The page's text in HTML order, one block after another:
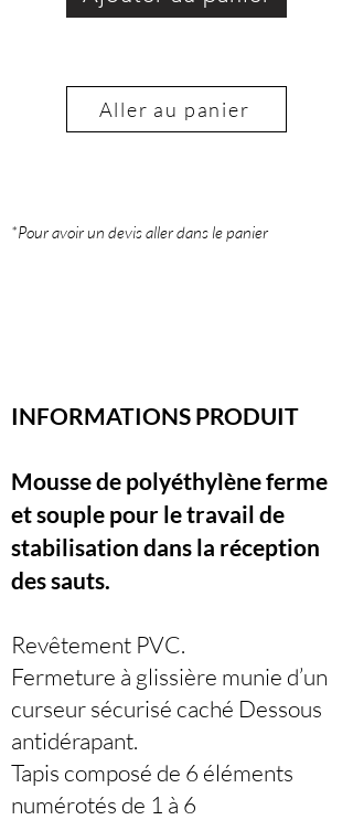
Aller au panier
*Pour avoir un devis aller dans le panier
INFORMATIONS PRODUIT
Mousse de polyéthylène ferme
et souple pour le travail de
stabilisation dans la réception
des sauts.
Revêtement PVC.
Fermeture à glissière munie d’un
curseur sécurisé caché Dessous
antidérapant.
Tapis composé de 6 éléments
numérotés de 1 à 6